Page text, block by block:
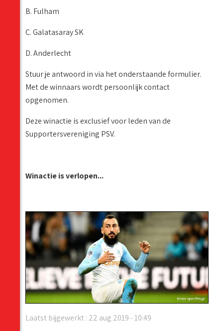
B. Fulham
C. Galatasaray SK
D. Anderlecht
Stuur je antwoord in via het onderstaande formulier.
Met de winnaars wordt persoonlijk contact
opgenomen.
Deze winactie is exclusief voor leden van de
Supportersvereniging PSV.
Winactie is verlopen...
Laatst bijgewerkt : 22 aug 2019 - 10:49